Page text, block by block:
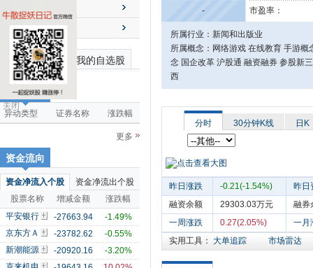
关闭
送配解禁
最近浏览个股 我的自选股
市场雷达
异动类型 证券名称 涨跌幅
更多
资金流向
资金净流入个股
资金净流出个股
股票名称
增减金额
涨跌幅
平安银行
-27663.94
-1.49%
京东方Ａ
-23782.62
-0.55%
新潮能源
-20920.16
-3.20%
- 市盈率：
所属行业：新闻和出版业
所属概念：网络游戏 在线教育 手游
念 国企改革 沪股通 融资融券 参股新
西
分时 30分钟K线 日K
昨日涨跌 -0.21(-1.54%)
昨日
融资余额
29303.03万元
融券
一周涨跌
0.27(2.05%)
一月
实用工具： 大单追踪 市场雷达